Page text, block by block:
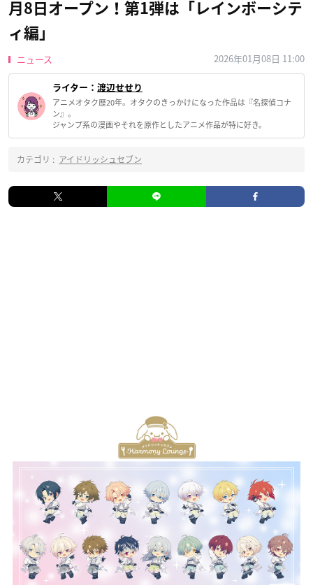
月8日オープン！第1弾は「レインボーシテ
ィ編」
ニュース 2026年01月08日 11:00
ライター： 渡辺せせり
アニメオタク歴20年。オタクのきっかけになった作品は『名探偵コナ
ン』。
ジャンプ系の漫画やそれを原作としたアニメ作品が特に好き。
カテゴリ : アイドリッシュセブン